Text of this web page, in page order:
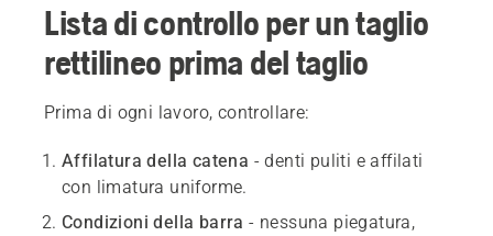
Lista di controllo per un taglio
rettilineo prima del taglio
Prima di ogni lavoro, controllare:
Affilatura della catena - denti puliti e affilati
con limatura uniforme.
Condizioni della barra - nessuna piegatura,